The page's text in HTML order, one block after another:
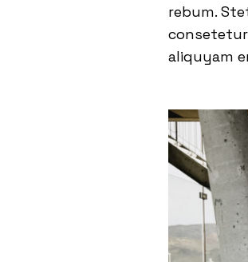
rebum.
aliquyam